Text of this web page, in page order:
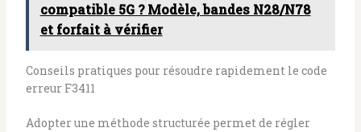
compatible 5G ? Modèle, bandes N28/N78
et forfait à vérifier
Conseils pratiques pour résoudre rapidement le code
erreur F3411
Adopter une méthode structurée permet de régler